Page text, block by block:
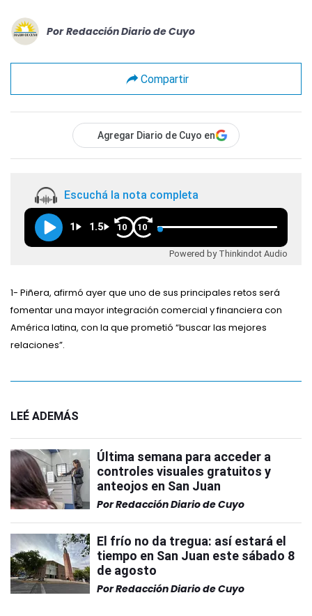
Por Redacción Diario de Cuyo
Compartir
Agregar Diario de Cuyo en
Escuchá la nota completa
1 1.5 10 10
Powered by Thinkindot Audio
1- Piñera, afirmó ayer que uno de sus principales retos será
fomentar una mayor integración comercial y financiera con
América latina, con la que prometió “buscar las mejores
relaciones”.
LEÉ ADEMÁS
Última semana para acceder a
controles visuales gratuitos y
anteojos en San Juan
PorRedacción Diario de Cuyo
El frío no da tregua: así estará el
tiempo en San Juan este sábado 8
de agosto
PorRedacción Diario de Cuyo